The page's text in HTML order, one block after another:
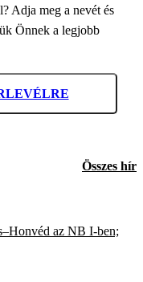
Adja meg a nevét és
Önnek a legjobb
Összes hír
az NB I-ben;